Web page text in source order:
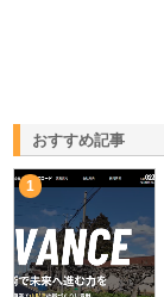
おすすめ記事
1